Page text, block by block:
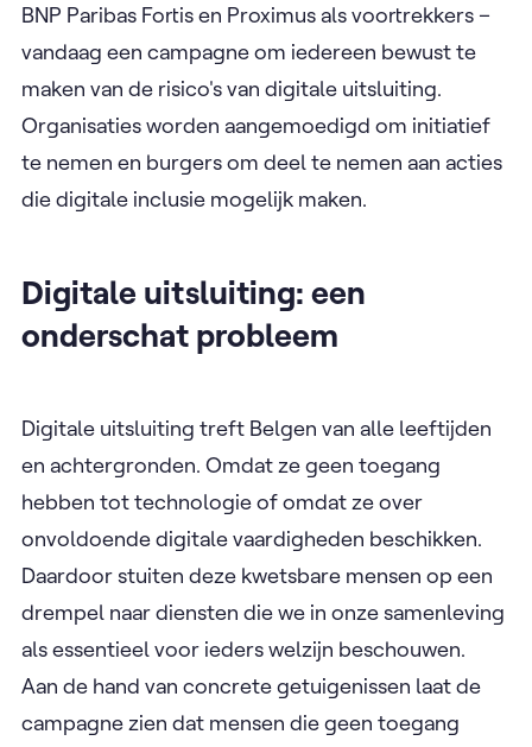
BNP Paribas Fortis en Proximus als voortrekkers –
vandaag een campagne om iedereen bewust te
maken van de risico's van digitale uitsluiting.
Organisaties worden aangemoedigd om initiatief
te nemen en burgers om deel te nemen aan acties
die digitale inclusie mogelijk maken.
Digitale uitsluiting: een
onderschat probleem
Digitale uitsluiting treft Belgen van alle leeftijden
en achtergronden. Omdat ze geen toegang
hebben tot technologie of omdat ze over
onvoldoende digitale vaardigheden beschikken.
Daardoor stuiten deze kwetsbare mensen op een
drempel naar diensten die we in onze samenleving
als essentieel voor ieders welzijn beschouwen.
Aan de hand van concrete getuigenissen laat de
campagne zien dat mensen die geen toegang